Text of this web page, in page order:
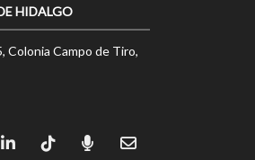
HIDALGO
Colonia Campo de Tiro,